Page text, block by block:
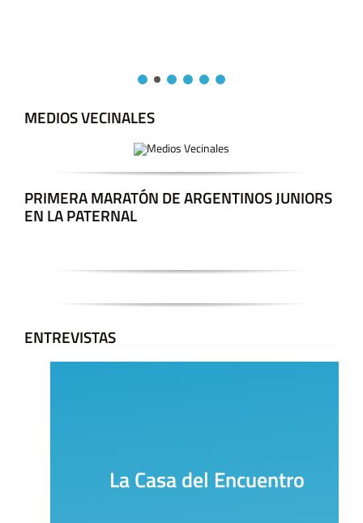
MEDIOS VECINALES
PRIMERA MARATÓN DE ARGENTINOS JUNIORS
EN LA PATERNAL
ENTREVISTAS
La Casa del Encuentro